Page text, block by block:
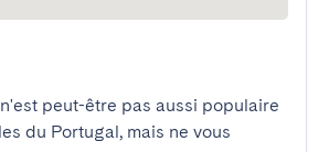
peut-être pas aussi populaire
du Portugal, mais ne vous